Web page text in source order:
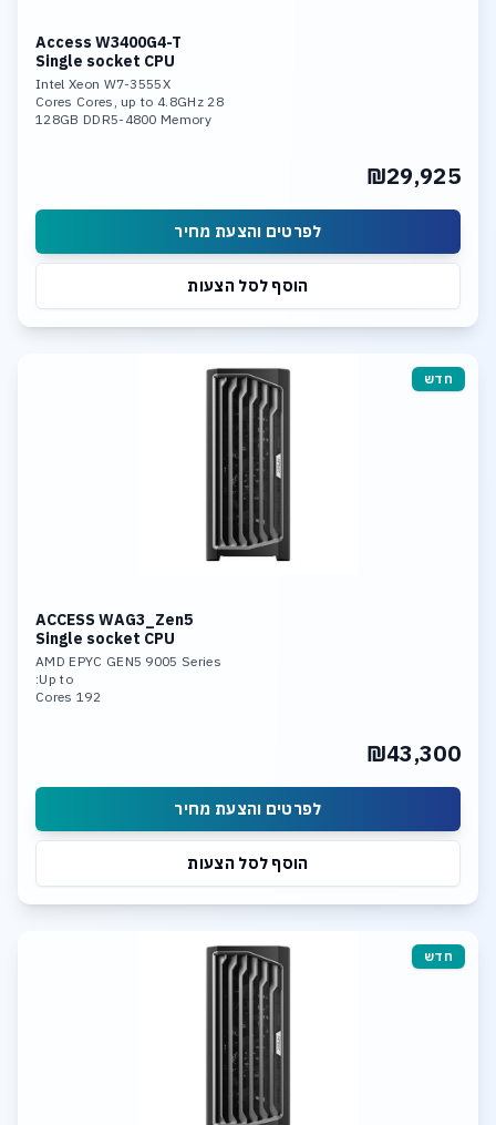
Access W3400G4-T
Single socket CPU
Intel Xeon W7-3555X
28 Cores Cores, up to 4.8GHz
128GB DDR5-4800 Memory
₪29,925
לפרטים והצעת מחיר
הוסף לסל הצעות
חדש
ACCESS WAG3_Zen5
Single socket CPU
AMD EPYC GEN5 9005 Series
Up to:
192 Cores
Dual 10GBase-T LAN
₪43,300
לפרטים והצעת מחיר
הוסף לסל הצעות
חדש